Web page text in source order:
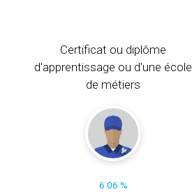
Certificat ou diplôme
d'apprentissage ou d'une école
de métiers
6.06 %